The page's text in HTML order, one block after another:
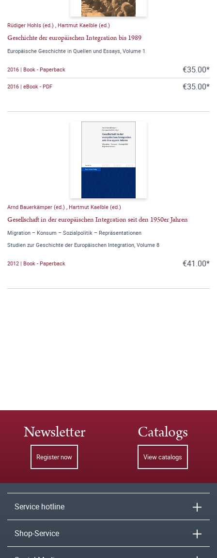
Rüdiger Hohls (ed.) Hartmut Kaelble (ed.)
Geschichte der europäischen Integration bis 1989
Europäische Geschichte in Quellen und Essays, Volume 1
2016 | Book - Paperback €35.00*
2016 | eBook - PDF €35.00*
Arnd Bauerkämper (ed.) Hartmut Kaelble (ed.)
Gesellschaft in der europäischen Integration seit den 1950er Jahren
Migration – Konsum – Sozialpolitik – Repräsentationen
Studien zur Geschichte der Europäischen Integration, Volume 8
2012 | Book - Paperback €41.00*
Newsletter
Register now
Catalogs
View catalogs
Service hotline
Shop-Service